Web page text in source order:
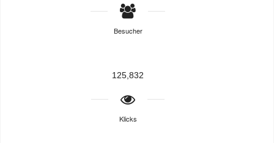
Besucher
125,832
Klicks